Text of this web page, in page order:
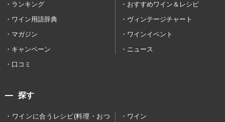
ランキング
おすすめワイン＆レシピ
ワイン用語辞典
ヴィンテージチャート
マガジン
ワインイベント
キャンペーン
ニュース
口コミ
探す
ワインに合うレシピ(料理・おつ
ワイン